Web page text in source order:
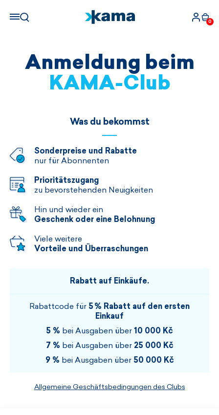
0
Anmeldung beim
KAMA-Club
Was du bekommst
Sonderpreise und Rabatte
nur für Abonnenten
Prioritätszugang
zu bevorstehenden Neuigkeiten
Hin und wieder ein
Geschenk oder eine Belohnung
Viele weitere
Vorteile und Überraschungen
Rabatt auf Einkäufe.
Rabattcode für 5 % Rabatt auf den ersten
Einkauf
5 % bei Ausgaben über 10 000 Kč
7 % bei Ausgaben über 25 000 Kč
9 % bei Ausgaben über 50 000 Kč
Allgemeine Geschäftsbedingungen des Clubs